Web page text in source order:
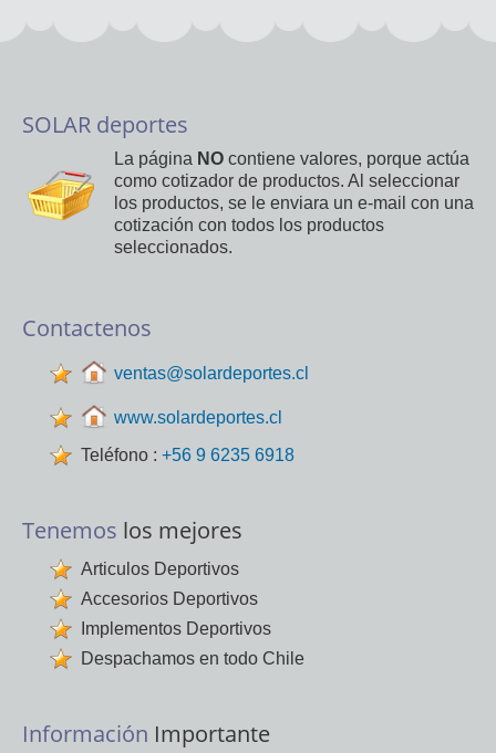
SOLAR deportes
La página NO contiene valores, porque actúa
como cotizador de productos. Al seleccionar
los productos, se le enviara un e-mail con una
cotización con todos los productos
seleccionados.
Contactenos
ventas@solardeportes.cl
www.solardeportes.cl
Teléfono : +56 9 6235 6918
Tenemos los mejores
Articulos Deportivos
Accesorios Deportivos
Implementos Deportivos
Despachamos en todo Chile
Información Importante